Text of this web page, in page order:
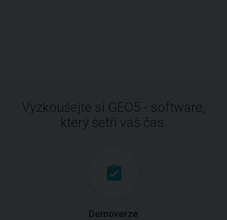
Vyzkoušejte si GEO5 - software,
který šetří váš čas.
Demoverze